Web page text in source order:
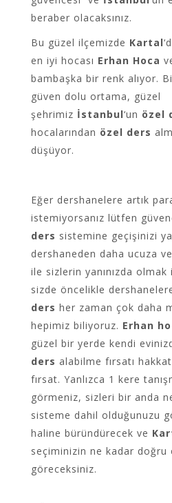
beraber olacaksınız.
Bu güzel ilçemizde Kartal
en iyi hocası Erhan Hoca
bambaşka bir renk alıyor.
güven dolu ortama, güzel
şehrimiz İstanbul‘un özel
hocalarından özel ders
düşüyor.
Eğer dershanelere artık
istemiyorsanız lütfen
ders sistemine geçişinizi
dershaneden daha ucuza
ile sizlerin yanınızda
sizde öncelikle
ders her zaman çok daha
hepimiz biliyoruz. Erhan
güzel bir yerde kendi
ders alabilme fırsatı
fırsat. Yanlızca 1 kere
görmeniz, sizleri bir anda
sisteme dahil olduğunuzu
haline büründürecek ve
seçiminizin ne kadar doğru
göreceksiniz.